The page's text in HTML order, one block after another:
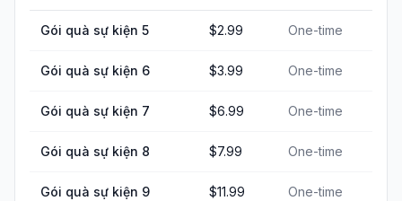
Gói quà sự kiện 5 $2.99 One-time
Gói quà sự kiện 6 $3.99 One-time
Gói quà sự kiện 7 $6.99 One-time
Gói quà sự kiện 8 $7.99 One-time
Gói quà sự kiện 9 $11.99 One-time